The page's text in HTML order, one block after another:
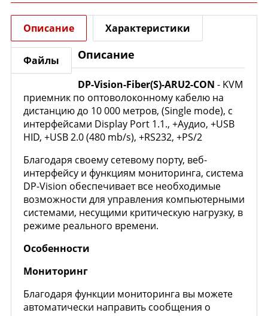
Описание Характеристики
Файлы Описание
DP-Vision-Fiber(S)-ARU2-CON - KVM
приемник по оптоволоконному кабелю на
дистанцию до 10 000 метров, (Single mode), с
интерфейсами Display Port 1.1., +Аудио, +USB
HID, +USB 2.0 (480 mb/s), +RS232, +PS/2
Благодаря своему сетевому порту, веб-
интерфейсу и функциям мониторинга, система
DP-Vision обеспечивает все необходимые
возможности для управления компьютерными
системами, несущими критическую нагрузку, в
режиме реального времени.
Особенности
Мониторинг
Благодаря функции мониторинга вы можете
автоматически направить сообщения о